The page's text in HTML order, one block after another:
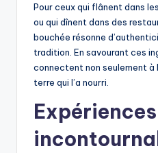
Pour ceux qui flânent dans
ou qui dînent dans des
bouchée résonne
tradition. En savourant ces
connectent non seulement à
terre qui l’a nourri.